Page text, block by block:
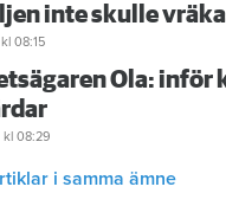
inte skulle
kl 08:15
Ola: inför
kl 08:29
i samma ämne